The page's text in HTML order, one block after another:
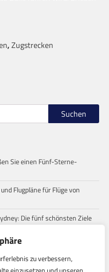
zu verbessern,
,Zugstrecken
Suchen
Sie einen Fünf-Sterne-
Flugpläne für Flüge von
Die fünf schönsten Ziele
Missverständnisse